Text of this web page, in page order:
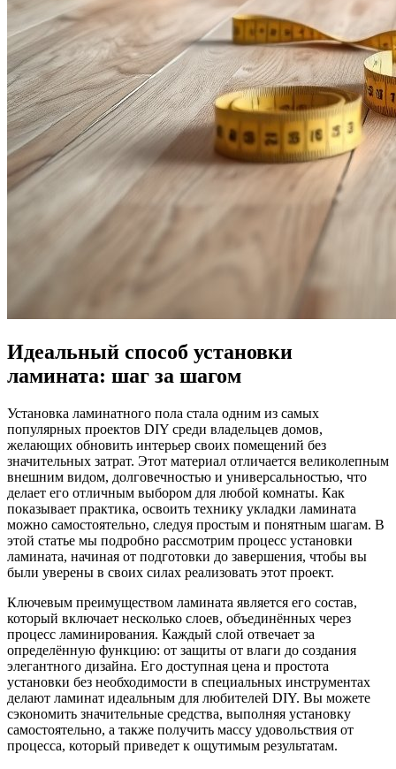
Идеальный способ установки
ламината: шаг за шагом
Установка ламинатного пола стала одним из самых
популярных проектов DIY среди владельцев домов,
желающих обновить интерьер своих помещений без
значительных затрат. Этот материал отличается великолепным
внешним видом, долговечностью и универсальностью, что
делает его отличным выбором для любой комнаты. Как
показывает практика, освоить технику укладки ламината
можно самостоятельно, следуя простым и понятным шагам. В
этой статье мы подробно рассмотрим процесс установки
ламината, начиная от подготовки до завершения, чтобы вы
были уверены в своих силах реализовать этот проект.
Ключевым преимуществом ламината является его состав,
который включает несколько слоев, объединённых через
процесс ламинирования. Каждый слой отвечает за
определённую функцию: от защиты от влаги до создания
элегантного дизайна. Его доступная цена и простота
установки без необходимости в специальных инструментах
делают ламинат идеальным для любителей DIY. Вы можете
сэкономить значительные средства, выполняя установку
самостоятельно, а также получить массу удовольствия от
процесса, который приведет к ощутимым результатам.